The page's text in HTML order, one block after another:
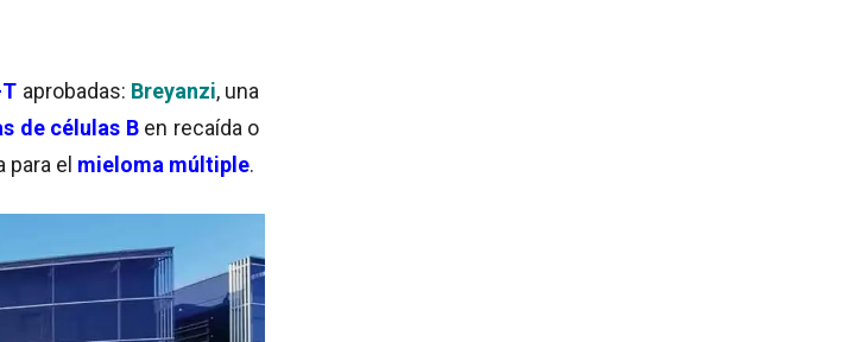
aprobadas: Breyanzi, una
de células Ben recaída o
para el mieloma múltiple.